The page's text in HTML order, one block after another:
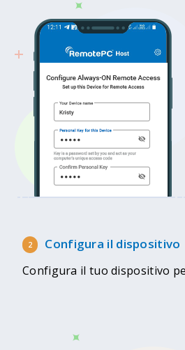
Configura il dispositivo
Configura il tuo dispositivo